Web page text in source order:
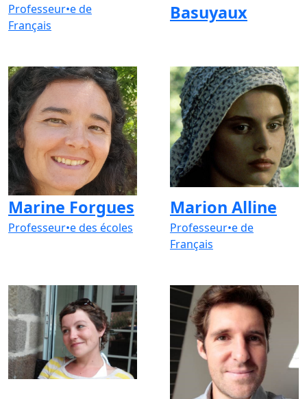
Professeur•e de
Français
Basuyaux
Marine Forgues
Professeur•e des écoles
Marion Alline
Professeur•e de
Français